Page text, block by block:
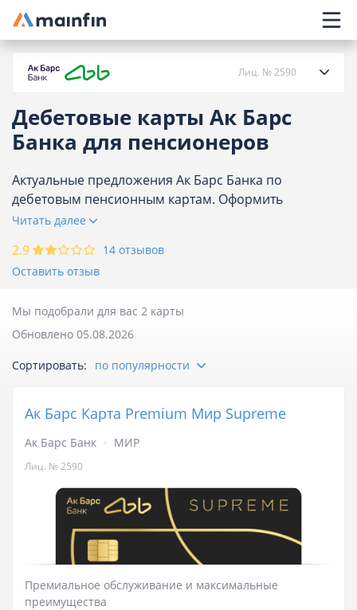
Главное меню
Дебетовые карты Ак Барс
Банка для пенсионеров
Актуальные предложения Ак Барс Банка по
дебетовым пенсионным картам. Оформить
банковскую карту пенсионеру на нашем сайте
выберите выгодный вариант и оставьте онлайн-
заявку для получения карточки.
Читать далее
Лиц. № 2590
О банке
Кредиты
Карты
Вклады
Отделения
Курсы валют
2.9
14 отзывов
Оставить отзыв
Мы подобрали для вас 2 карты
Обновлено 05.08.2026
Сортировать: по популярности
Ак Барс Карта Premium Мир Supreme
Ак Барс Банк МИР
Лиц. № 2590
Премиальное обслуживание и максимальные
преимущества